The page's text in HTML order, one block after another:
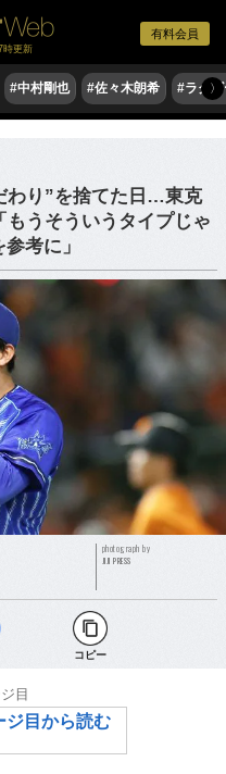
有料会員
時更新
#中村剛也 #佐々木朗希 #ラグ〉
わり”を捨てた日…東克
うそういうタイプじゃ
考に」
photograph by
JIJI PRESS
コピー
目
ジ目から読む